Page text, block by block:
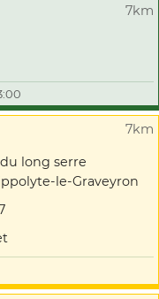
7km
7km
long serre
le-Graveyron